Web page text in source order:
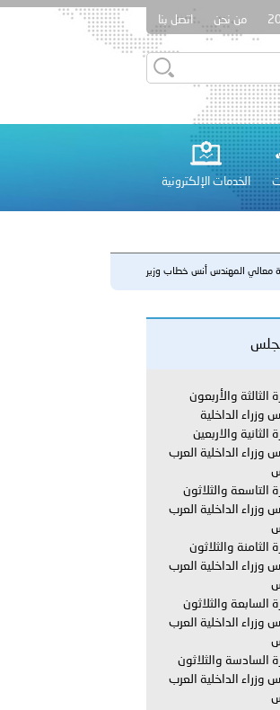
من نحن اتصل بنا
الخدمات الإلكترونية
للجنة رؤساء الاتحادات الرياضية
السياحي 2026.
للعلوم والصحة توقعان اتفاقية
في المركبات حفاظًا على سلامة
على منظومتي التأهيل الشرطي
الظفرة تعزيزا للمسؤولية
الأول لرئيس مجلس الوزراء
معالي المهندس أنس خطاب وزير
الثالثة والأربعون
وزراء الداخلية
الثانية والاربعين
وزراء الداخلية العرب
التاسعة والثلاثون
وزراء الداخلية العرب
الثامنة والثلاثون
وزراء الداخلية العرب
السابعة والثلاثون
وزراء الداخلية العرب
السادسة والثلاثون
وزراء الداخلية العرب